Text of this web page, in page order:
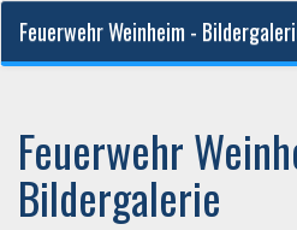
Feuerwehr Weinheim -
Feuerwehr
Bildergalerie